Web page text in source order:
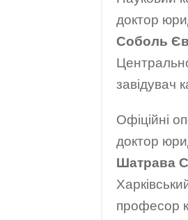
доктор
Соболь
завідувач
Офіційні
доктор
Шатрава
професор